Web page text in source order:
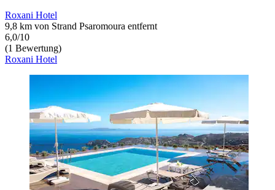
Roxani Hotel
9,8 km von Strand Psaromoura entfernt
6,0/10
(1 Bewertung)
Roxani Hotel